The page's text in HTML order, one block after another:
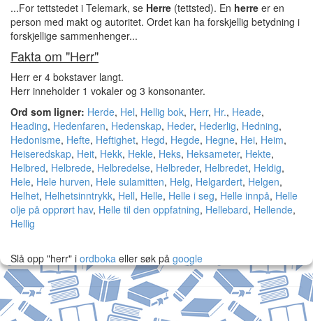
...For tettstedet i Telemark, se Herre (tettsted). En herre er en
person med makt og autoritet. Ordet kan ha forskjellig betydning i
forskjellige sammenhenger...
Fakta om "Herr"
Herr er 4 bokstaver langt.
Herr inneholder 1 vokaler og 3 konsonanter.
Ord som ligner: Herde, Hel, Hellig bok, Herr, Hr., Heade,
Heading, Hedenfaren, Hedenskap, Heder, Hederlig, Hedning,
Hedonisme, Hefte, Heftighet, Hegd, Hegde, Hegne, Hei, Heim,
Heiseredskap, Heit, Hekk, Hekle, Heks, Heksameter, Hekte,
Helbred, Helbrede, Helbredelse, Helbreder, Helbredet, Heldig,
Hele, Hele hurven, Hele sulamitten, Helg, Helgardert, Helgen,
Helhet, Helhetsinntrykk, Hell, Helle, Helle i seg, Helle innpå, Helle
olje på opprørt hav, Helle til den oppfatning, Hellebard, Hellende,
Hellig
Slå opp "herr" i ordboka eller søk på google